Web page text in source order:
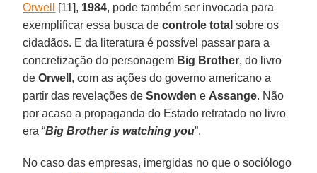
Orwell
[11], 1984, pode também ser invocada para
exemplificar essa busca decontrole total sobre os
cidadãos. E da literatura é possível passar para a
concretização do personagem Big Brother, do livro
deOrwell , com as ações do governo americano a
partir das revelações deSnowden e Assange. Não
por acaso a propaganda do Estado retratado no livro
era “Big Brother is watching you”.
No caso das empresas, imergidas no que o sociólogo